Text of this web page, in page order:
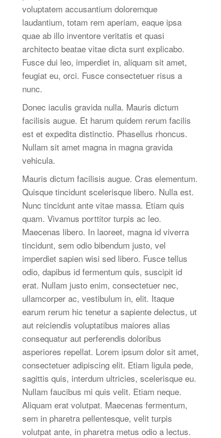
voluptatem accusantium doloremque
laudantium, totam rem aperiam, eaque ipsa
quae ab illo inventore veritatis et quasi
architecto beatae vitae dicta sunt explicabo.
Fusce dui leo, imperdiet in, aliquam sit amet,
feugiat eu, orci. Fusce consectetuer risus a
nunc.
Donec iaculis gravida nulla. Mauris dictum
facilisis augue. Et harum quidem rerum facilis
est et expedita distinctio. Phasellus rhoncus.
Nullam sit amet magna in magna gravida
vehicula.
Mauris dictum facilisis augue. Cras elementum.
Quisque tincidunt scelerisque libero. Nulla est.
Nunc tincidunt ante vitae massa. Etiam quis
quam. Vivamus porttitor turpis ac leo.
Maecenas libero. In laoreet, magna id viverra
tincidunt, sem odio bibendum justo, vel
imperdiet sapien wisi sed libero. Fusce tellus
odio, dapibus id fermentum quis, suscipit id
erat. Nullam justo enim, consectetuer nec,
ullamcorper ac, vestibulum in, elit. Itaque
earum rerum hic tenetur a sapiente delectus, ut
aut reiciendis voluptatibus maiores alias
consequatur aut perferendis doloribus
asperiores repellat. Lorem ipsum dolor sit amet,
consectetuer adipiscing elit. Etiam ligula pede,
sagittis quis, interdum ultricies, scelerisque eu.
Nullam faucibus mi quis velit. Etiam neque.
Aliquam erat volutpat. Maecenas fermentum,
sem in pharetra pellentesque, velit turpis
volutpat ante, in pharetra metus odio a lectus.